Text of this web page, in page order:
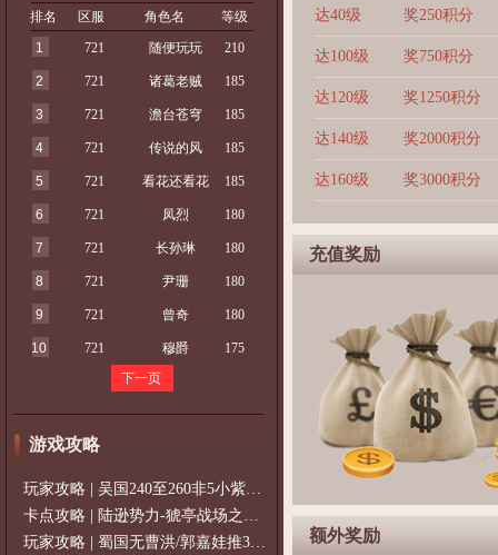
排名 区服 角色名
等级
1
721 随便玩玩 210
2 721 诸葛老贼 185
3 721 澹台苍穹 185
4 721 传说的风 185
5 721 看花还看花 185
6 721 凤烈 180
7 721 长孙琳 180
8 721 尹珊 180
9 721 曾奇 180
10 721 穆爵
175
下一页
游戏攻略
玩家攻略 | 吴国240至260非5小紫过策免
卡点攻略 | 陆逊势力-猇亭战场之陆逊
玩家攻略 | 蜀国无曹洪/郭嘉娃推375级，
达40级 奖250积分
达100级 奖750积分
达120级 奖1250积分
达140级 奖2000积分
达160级 奖3000积分
充值奖励
额外奖励